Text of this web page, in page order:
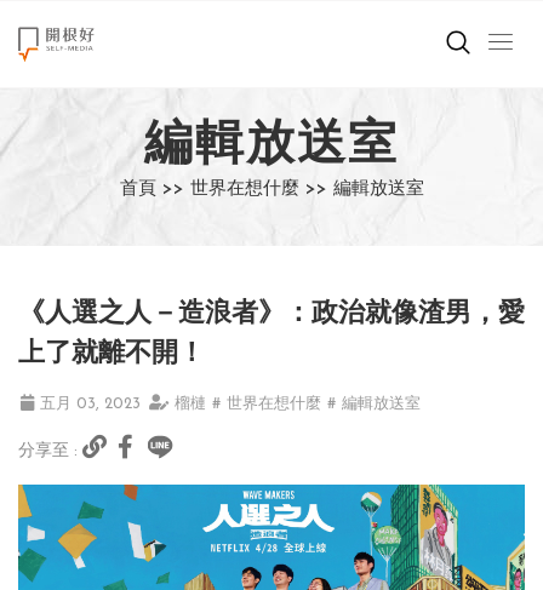
來點正能量
世界在想什麼
創造美好生活
職場商業經濟
影片專區
關於我們
編輯放送室
首頁 >> 世界在想什麼 >> 編輯放送室
《人選之人－造浪者》：政治就像渣男，愛
上了就離不開！
五月 03, 2023 榴槤 # 世界在想什麼 # 編輯放送室
分享至 :